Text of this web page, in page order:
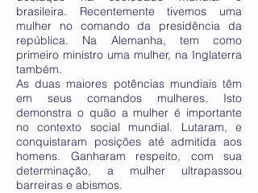
brasileira. Recentemente tivemos uma
mulher no comando da presidência da
república. Na Alemanha, tem como
primeiro ministro uma mulher, na Inglaterra
também.
As duas maiores potências mundiais têm
em seus comandos mulheres. Isto
demonstra o quão a mulher é importante
no contexto social mundial. Lutaram, e
conquistaram posições até admitida aos
homens. Ganharam respeito, com sua
determinação, a mulher ultrapassou
barreiras e abismos.